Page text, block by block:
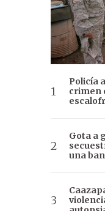
Policía
crimen
Gota a
una